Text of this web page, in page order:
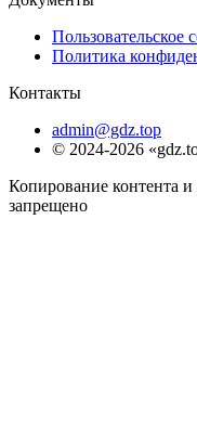
Пользовательское
Политика
Контакты
admin@gdz.top
© 2024-2026
Копирование контента
запрещено